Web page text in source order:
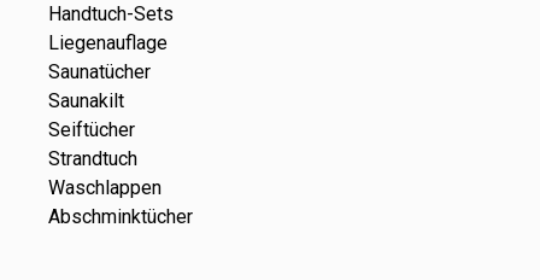
Handtuch-Sets
Liegenauflage
Saunatücher
Saunakilt
Seiftücher
Strandtuch
Waschlappen
Abschminktücher